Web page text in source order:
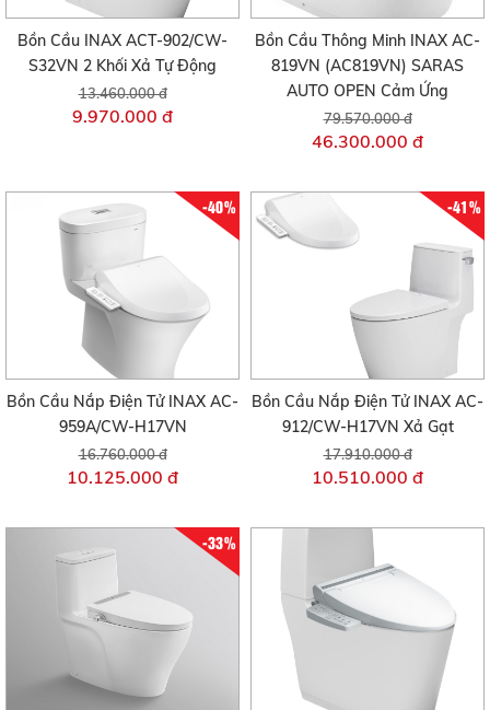
Bồn Cầu INAX ACT-902/CW-
S32VN 2 Khối Xả Tự Động
13.460.000 đ
9.970.000 đ
Bồn Cầu Thông Minh INAX AC-
819VN (AC819VN) SARAS
AUTO OPEN Cảm Ứng
79.570.000 đ
46.300.000 đ
-40%
Bồn Cầu Nắp Điện Tử INAX AC-
959A/CW-H17VN
16.760.000 đ
10.125.000 đ
-41%
Bồn Cầu Nắp Điện Tử INAX AC-
912/CW-H17VN Xả Gạt
17.910.000 đ
10.510.000 đ
-33%